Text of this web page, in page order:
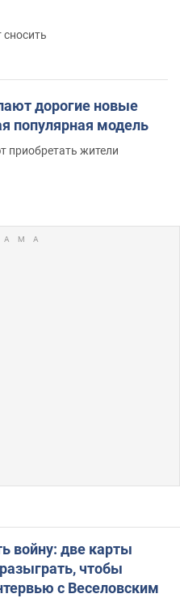
дорогие новые
популярная модель
приобретать жители
войну: две карты
чтобы
с Веселовским